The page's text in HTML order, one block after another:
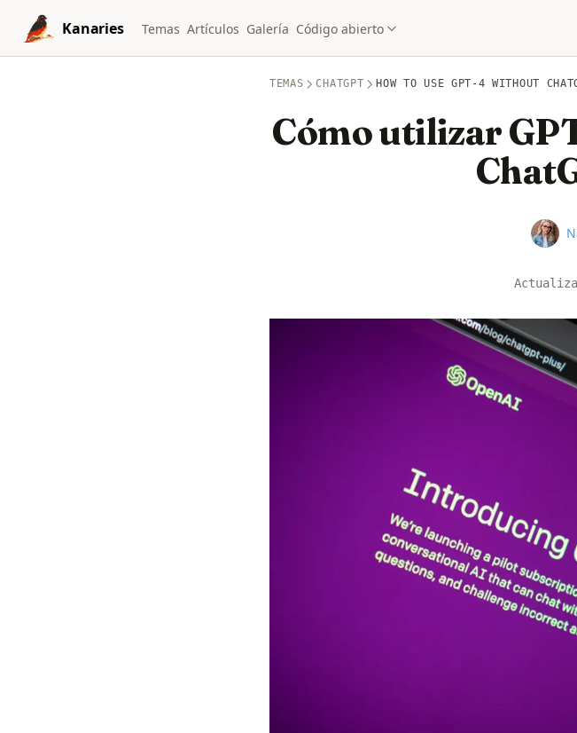
Skip to content
Kanaries
Temas Artículos Galería Código abierto
TEMAS CHATGPT HOW TO USE GPT-4 WITHOUT
Cómo utilizar